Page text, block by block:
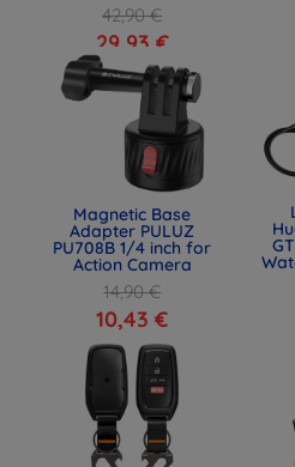
42,90 €
29,93 €
Magnetic Base
Adapter PULUZ
PU708B 1/4 inch for
Action Camera
14,90 €
10,43 €